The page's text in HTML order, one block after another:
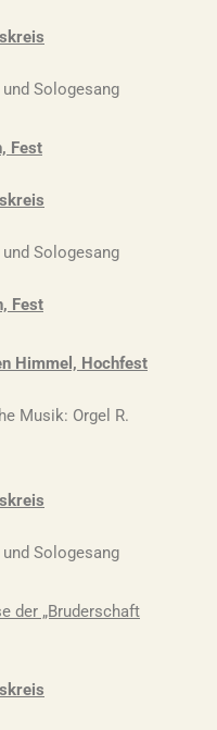
Sologesang
Fest
Sologesang
Fest
Himmel, Hochfest
Musik: Orgel R.
Sologesang
der „Bruderschaft